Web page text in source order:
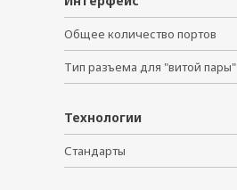
IMC-101-S-SC-IEX
IMC-101-S-SC-T-IEX
Общее количество портов
Тип разъема для "витой пары"
Технологии
Стандарты